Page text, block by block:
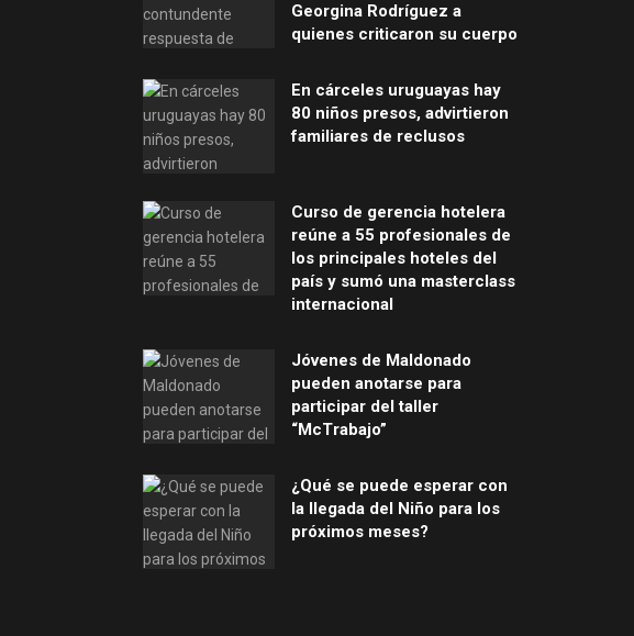
Georgina Rodríguez a
quienes criticaron su cuerpo
En cárceles uruguayas hay
80 niños presos, advirtieron
familiares de reclusos
Curso de gerencia hotelera
reúne a 55 profesionales de
los principales hoteles del
país y sumó una masterclass
internacional
Jóvenes de Maldonado
pueden anotarse para
participar del taller
“McTrabajo”
¿Qué se puede esperar con
la llegada del Niño para los
próximos meses?